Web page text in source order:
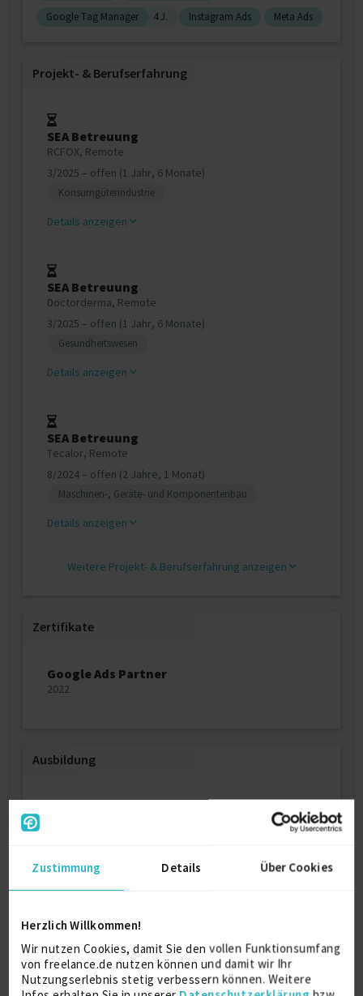
Zustimmung Details Über Cookies
Herzlich Willkommen!
Wir nutzen Cookies, damit Sie den vollen Funktionsumfang
von freelance.de nutzen können und damit wir Ihr
Nutzungserlebnis stetig verbessern können. Weitere
Google Tag Manager
4 J. Instagram Ads Meta Ads
Projekt‐ & Berufserfahrung
SEA Betreuung
RCFOX, Remote
3/2025 – offen (1 Jahr, 6 Monate)
Konsumgüterindustrie
Details anzeigen
SEA Betreuung
Doctorderma, Remote
3/2025 – offen (1 Jahr, 6 Monate)
Gesundheitswesen
Details anzeigen
SEA Betreuung
Tecalor, Remote
8/2024 – offen (2 Jahre, 1 Monat)
Maschinen-, Geräte- und Komponentenbau
Details anzeigen
Weitere Projekt‐ & Berufserfahrung anzeigen
Zertifikate
Google Ads Partner
2022
Ausbildung
2014
FHM Bielefeld
Medienwirtschaft
Bachelor of Arts
2012
FHM Bielefeld